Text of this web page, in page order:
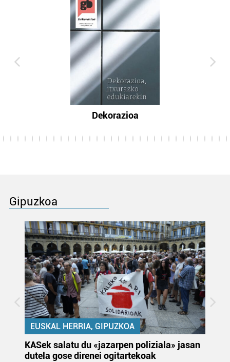
Dekorazioa
Gipuzkoa
EUSKAL HERRIA, GIPUZKOA
KASek salatu du «jazarpen poliziala» jasan
dutela gose direnei ogitartekoak